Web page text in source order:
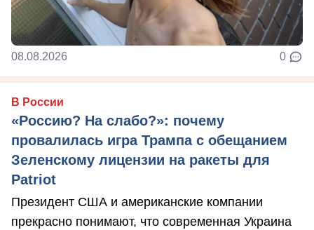
08.08.2026 0
В России
«Россию? На слабо?»: почему
провалилась игра Трампа с обещанием
Зеленскому лицензии на ракеты для
Patriot
Президент США и американские компании
прекрасно понимают, что современная Украина